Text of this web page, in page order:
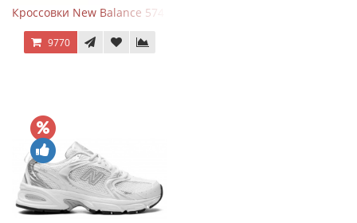
Кроссовки New Balance 574 Evergreen Black
9770